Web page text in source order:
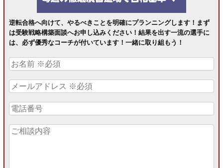
逆転合格へ向けて、やるべきことを明確にプランニングします！まず
は受験戦略構築面談へお申し込みください！結果を出す一流の選手に
は、必ず優秀なコーチが付いています！一緒に取り組もう！